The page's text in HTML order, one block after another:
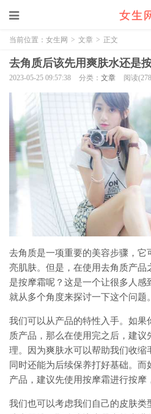
当前位置： 女生网 > 文章 > 正文
去角质后该先用爽肤水还是
2023-05-25 09:57:38 分类： 文章 阅读
去角质是一项重要的美容步骤，它
亮肌肤。但是，在使用去角质产品
是按摩霜呢？这是一个让很多人感
就从多个角度来探讨一下这个问题。
我们可以从产品的特性入手。如果
质产品，那么在使用完之后，建议
理。因为爽肤水可以帮助我们收缩
同时还能为后续保养打好基础。
产品，建议先使用按摩霜进行按摩
我们也可以考虑我们自己的皮肤类